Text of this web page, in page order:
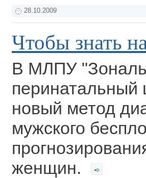
28.10.2009
Чтобы знать
В МЛПУ
перинатальный
новый метод
мужского
женщин.